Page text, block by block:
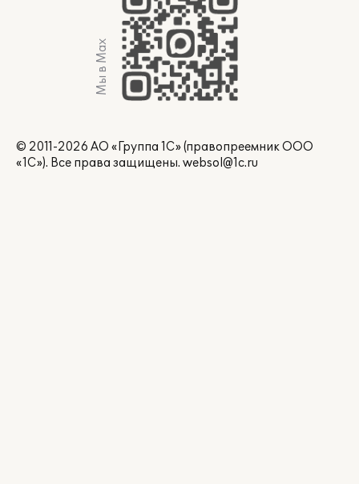
Мы в Max
© 2011-2026 АО «Группа 1С» (правопреемник ООО
«1С»). Все права защищены. websol@1c.ru